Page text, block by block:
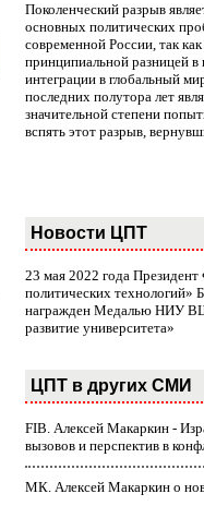
Поколенческий разрыв
основных политических
современной России, так как
принципиальной разницей в
интеграции в глобальный
последних полутора лет
значительной степени
вспять этот разрыв,
Новости ЦПТ
23 мая 2022 года
политических технологий»
награжден Медалью НИУ
развитие университета»
ЦПТ в других СМИ
FIB. Алексей Макаркин -
вызовов и перспектив в
МК. Алексей Макаркин о